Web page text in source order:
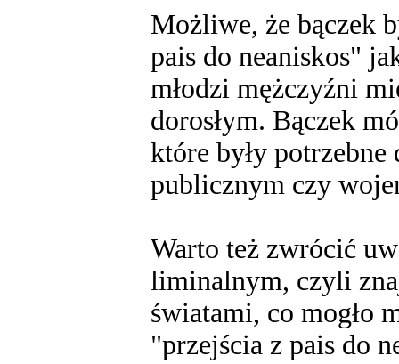
Możliwe, że bączek
pais do neaniskos"
młodzi mężczyźni
dorosłym. Bączek
które były
publicznym czy
Warto też zwrócić
liminalnym, czyli
światami, co mogło
"przejścia z pais do